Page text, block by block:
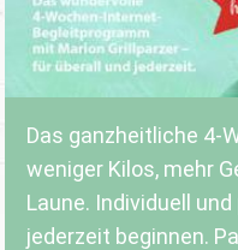
Das ganzheitliche 4-
weniger Kilos, mehr
Laune. Individuell
jederzeit beginnen.